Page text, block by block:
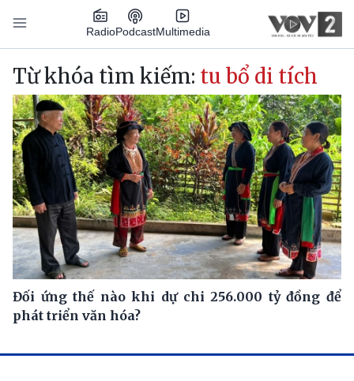
Nhảy đến nội dung
RadioPodcastMultimedia
Main navigation
Từ khóa tìm kiếm: tu bổ di tích
Đối ứng thế nào khi dự chi 256.000 tỷ đồng để
phát triển văn hóa?